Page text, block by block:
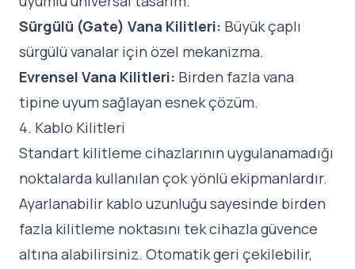
Sürgülü (Gate) Vana Kilitleri: Büyük çaplı
sürgülü vanalar için özel mekanizma.
Evrensel Vana Kilitleri: Birden fazla vana
tipine uyum sağlayan esnek çözüm.
4. Kablo Kilitleri
Standart kilitleme cihazlarının uygulanamadığı
noktalarda kullanılan çok yönlü ekipmanlardır.
Ayarlanabilir kablo uzunluğu sayesinde birden
fazla kilitleme noktasını tek cihazla güvence
altına alabilirsiniz. Otomatik geri çekilebilir,